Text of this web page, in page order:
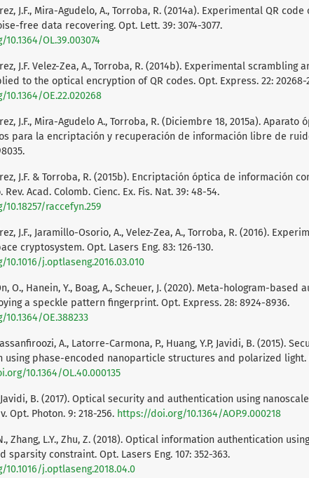
J.F., Mira-Agudelo, A., Torroba, R. (2014a). Experimental QR
free data recovering. Opt. Lett. 39: 3074-3077.
OL.39.003074
J.F. Velez-Zea, A., Torroba, R. (2014b). Experimental scrambling
to the optical encryption of QR codes. Opt. Express. 22: 20268-
OE.22.020268
J.F., Mira-Agudelo A., Torroba, R. (Diciembre 18, 2015a). Aparato
para la encriptación y recuperación de información libre de
J.F. & Torroba, R. (2015b). Encriptación óptica de información
Acad. Colomb. Cienc. Ex. Fis. Nat. 39: 48-54.
raccefyn.259
J.F., Jaramillo-Osorio, A., Velez-Zea, A., Torroba, R. (2016).
cryptosystem. Opt. Lasers Eng. 83: 126-130.
j.optlaseng.2016.03.010
O., Hanein, Y., Boag, A., Scheuer, J. (2020). Meta-hologram-based
a speckle pattern fingerprint. Opt. Express. 28: 8924-8936.
OE.388233
A., Latorre-Carmona, P., Huang, Y.P, Javidi, B. (2015).
using phase-encoded nanoparticle structures and polarized light.
10.1364/OL.40.000135
B. (2017). Optical security and authentication using
Opt. Photon. 9: 218-256. https://doi.org/10.1364/AOP.9.000218
Zhang, L.Y., Zhu, Z. (2018). Optical information authentication
sparsity constraint. Opt. Lasers Eng. 107: 352-363.
j.optlaseng.2018.04.0